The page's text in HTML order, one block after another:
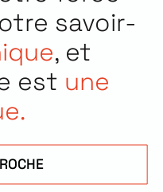
savoir-
, et
est une